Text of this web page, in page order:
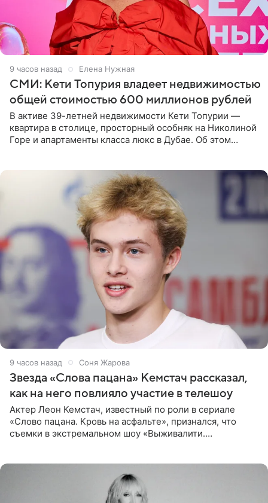
9 часов назад Елена Нужная
СМИ: Кети Топурия владеет недвижимостью
общей стоимостью 600 миллионов рублей
В активе 39-летней недвижимости Кети Топурии —
квартира в столице, просторный особняк на Николиной
Горе и апартаменты класса люкс в Дубае. Об этом
9 часов назад Соня Жарова
Звезда «Слова пацана» Кемстач рассказал,
как на него повлияло участие в телешоу
Актер Леон Кемстач, известный по роли в сериале
«Слово пацана. Кровь на асфальте», признался, что
съемки в экстремальном шоу «Выживалити.